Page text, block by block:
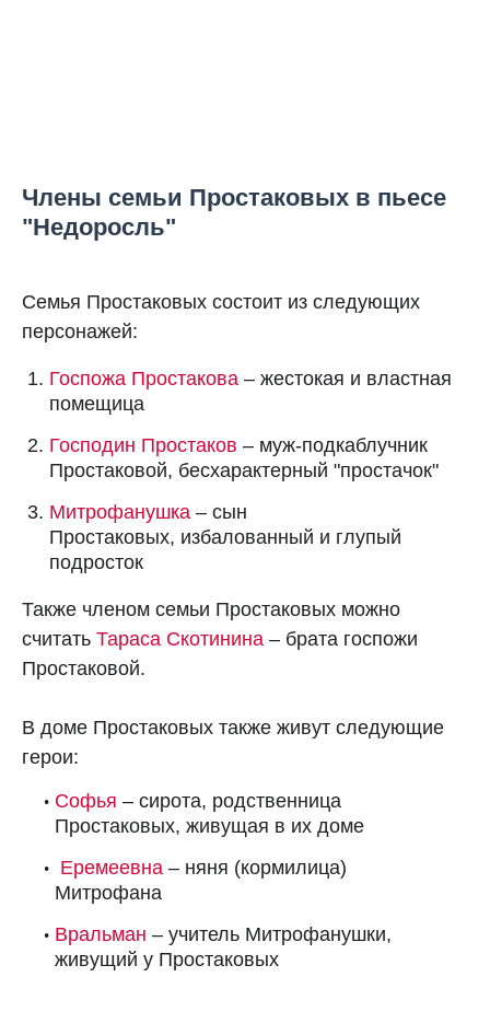
Члены семьи Простаковых в пьесе
"Недоросль"
Семья Простаковых состоит из следующих
персонажей:
Госпожа Простакова – жестокая и властная
помещица
Господин Простаков – муж-подкаблучник
Простаковой, бесхарактерный "простачок"
Митрофанушка – сын
Простаковых, избалованный и глупый
подросток
Также членом семьи Простаковых можно
считать Тараса Скотинина – брата госпожи
Простаковой.
В доме Простаковых также живут следующие
герои:
Софья – сирота, родственница
Простаковых, живущая в их доме
Еремеевна– няня (кормилица)
Митрофана
Вральман – учитель Митрофанушки,
живущий у Простаковых